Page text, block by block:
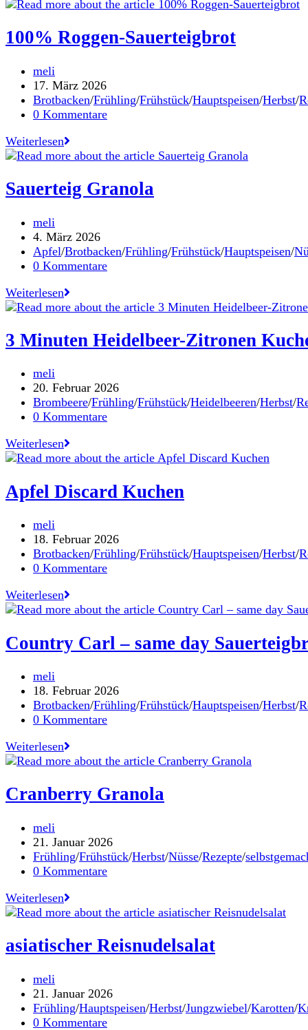
100% Roggen-Sauerteigbrot
Beitrags-
Autor:
meli
Beitrag
veröffentlicht:
17. März 2026
Beitrags-
Kategorie:
Brotbacken/Frühling/Frühstück/Hauptspeisen/Herbst/
Beitrags-
0 Kommentare
Weiterlesen100%
Roggen-
Sauerteig Granola
Beitrags-
Autor:
meli
Beitrag
veröffentlicht:
4. März 2026
Beitrags-
Kategorie:
Apfel/Brotbacken/Frühling/Frühstück/Hauptspeisen/
Beitrags-
0 Kommentare
WeiterlesenSauerteig
Granola
3 Minuten Heidelbeer-Zitronen
Beitrags-
Autor:
meli
Beitrag
veröffentlicht:
20. Februar 2026
Beitrags-
Kategorie:
Brombeere/Frühling/Frühstück/Heidelbeeren/Herbst/
Beitrags-
0 Kommentare
Weiterlesen3
Minuten
Zitronen
Kuchen
Apfel Discard Kuchen
Beitrags-
Autor:
meli
Beitrag
veröffentlicht:
18. Februar 2026
Beitrags-
Kategorie:
Brotbacken/Frühling/Frühstück/Hauptspeisen/Herbst/
Beitrags-
0 Kommentare
WeiterlesenApfel
Discard
Country Carl – same day
Beitrags-
Autor:
meli
Beitrag
veröffentlicht:
18. Februar 2026
Beitrags-
Kategorie:
Brotbacken/Frühling/Frühstück/Hauptspeisen/Herbst/
Beitrags-
0 Kommentare
WeiterlesenCountry
Carl
same
day
Cranberry Granola
Beitrags-
Autor:
meli
Beitrag
veröffentlicht:
21. Januar 2026
Beitrags-
Kategorie:
Frühling/Frühstück/Herbst/Nüsse/Rezepte/
Beitrags-
0 Kommentare
WeiterlesenCranberry
Granola
asiatischer Reisnudelsalat
Beitrags-
Autor:
meli
Beitrag
veröffentlicht:
21. Januar 2026
Beitrags-
Kategorie:
Frühling/Hauptspeisen/Herbst/Jungzwiebel/Karotten/
Beitrags-
0 Kommentare